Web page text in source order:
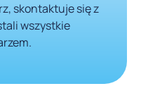
skontaktuje się z
wszystkie